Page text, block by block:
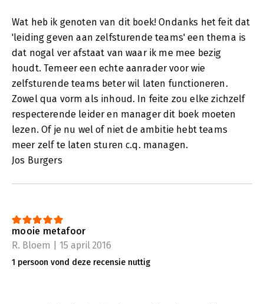
Wat heb ik genoten van dit boek! Ondanks het feit dat
'leiding geven aan zelfsturende teams' een thema is
dat nogal ver afstaat van waar ik me mee bezig
houdt. Temeer een echte aanrader voor wie
zelfsturende teams beter wil laten functioneren.
Zowel qua vorm als inhoud. In feite zou elke zichzelf
respecterende leider en manager dit boek moeten
lezen. Of je nu wel of niet de ambitie hebt teams
meer zelf te laten sturen c.q. managen.
Jos Burgers
mooie metafoor
R. Bloem | 15 april 2016
1 persoon vond deze recensie nuttig